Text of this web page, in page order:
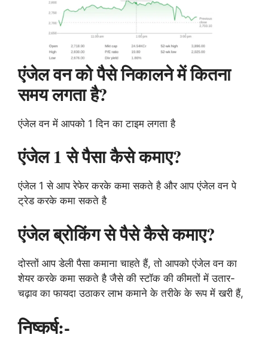
एंजेल वन को पैसे निकालने में कितना
समय लगता है?
एंजेल वन में आपको 1 दिन का टाइम लगता है
एंजेल 1 से पैसा कैसे कमाए?
एंजेल 1 से आप रेफेर करके कमा सकते है और आप एंजेल वन पे
ट्रेड करके कमा सकते है
एंजेल ब्रोकिंग से पैसे कैसे कमाए?
दोस्तों आप डेली पैसा कमाना चाहते हैं, तो आपको एंजेल वन का
शेयर करके कमा सकते है जैसे की स्टॉक की कीमतों में उतार-
चढ़ाव का फायदा उठाकर लाभ कमाने के तरीके के रूप में खरी हैं,
निष्कर्ष:-